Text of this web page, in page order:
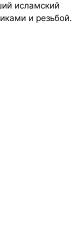
исламский
и резьбой.